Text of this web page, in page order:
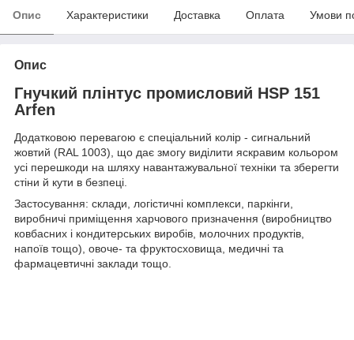
Опис Характеристики Доставка Оплата Умови
Опис
Гнучкий плінтус промисловий HSP 151
Arfen
Додатковою перевагою є спеціальний колір - сигнальний
жовтий (RAL 1003), що дає змогу виділити яскравим кольором
усі перешкоди на шляху навантажувальної техніки та зберегти
стіни й кути в безпеці.
Застосування: склади, логістичні комплекси, паркінги,
виробничі приміщення харчового призначення (виробництво
ковбасних і кондитерських виробів, молочних продуктів,
напоїв тощо), овоче- та фруктосховища, медичні та
фармацевтичні заклади тощо.